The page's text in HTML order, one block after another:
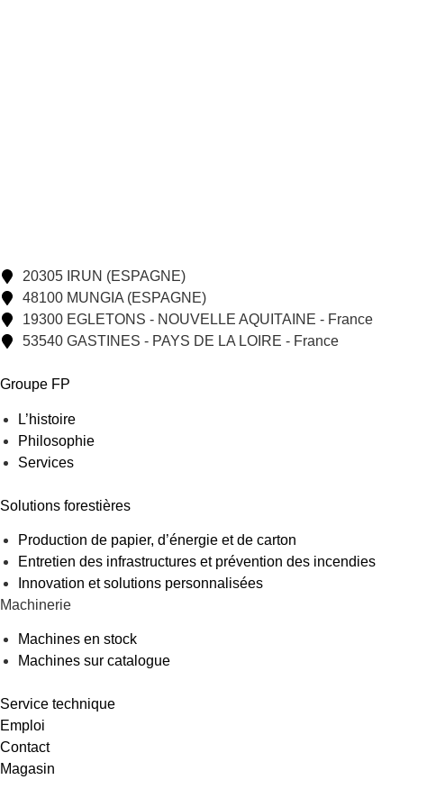
20305 IRUN (ESPAGNE)
48100 MUNGIA (ESPAGNE)
19300 EGLETONS - NOUVELLE AQUITAINE - France
53540 GASTINES - PAYS DE LA LOIRE - France
Groupe FP
L’histoire
Philosophie
Services
Solutions forestières
Production de papier, d’énergie et de carton
Entretien des infrastructures et prévention des incendies
Innovation et solutions personnalisées
Machinerie
Machines en stock
Machines sur catalogue
Service technique
Emploi
Contact
Magasin